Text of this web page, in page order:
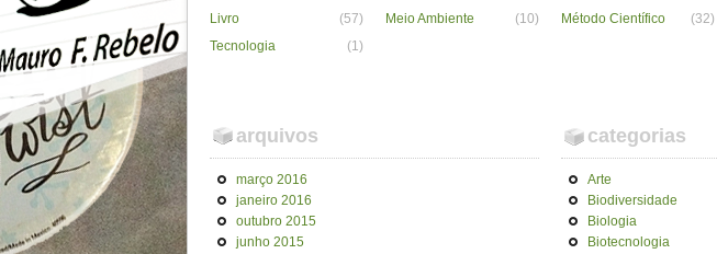
Livro
(57) Meio Ambiente (10) Método Científico (32)
Tecnologia
(1)
arquivos
março 2016
janeiro 2016
outubro 2015
junho 2015
categorias
Arte
Biodiversidade
Biologia
Biotecnologia